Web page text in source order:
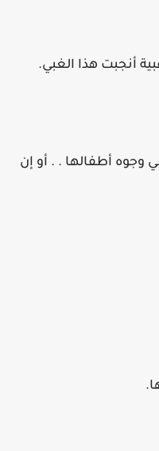
وجوه أطفالها . . أو إن